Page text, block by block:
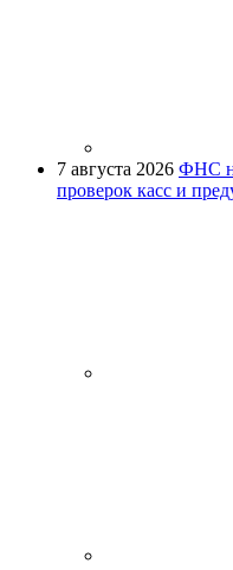
7 августа 2026 ФНС
проверок касс и